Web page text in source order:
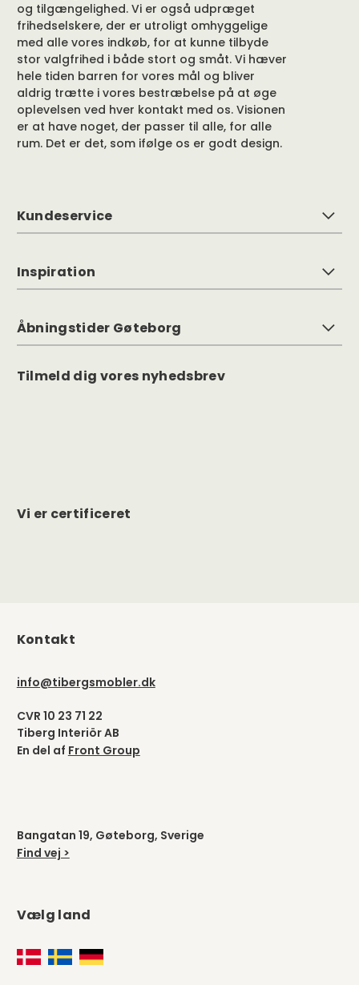
og tilgængelighed. Vi er også udpræget
frihedselskere, der er utroligt omhyggelige
med alle vores indkøb, for at kunne tilbyde
stor valgfrihed i både stort og småt. Vi hæver
hele tiden barren for vores mål og bliver
aldrig trætte i vores bestræbelse på at øge
oplevelsen ved hver kontakt med os. Visionen
er at have noget, der passer til alle, for alle
rum. Det er det, som ifølge os er godt design.
Kundeservice
Inspiration
Åbningstider Gøteborg
Tilmeld dig vores nyhedsbrev
Vi er certificeret
Kontakt
info@tibergsmobler.dk
CVR 10 23 71 22
Tiberg Interiör AB
En del af Front Group
Bangatan 19, Gøteborg, Sverige
Find vej >
Vælg land